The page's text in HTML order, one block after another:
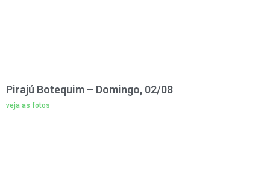
Pirajú Botequim – Domingo, 02/08
veja as fotos